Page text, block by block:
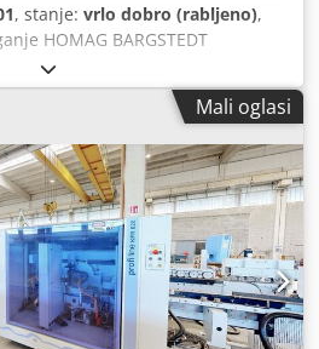
, stanje: vrlo dobro (rabljeno),
HOMAG BARGSTEDT
Sustav slaganja Jednostrano
palete. Crodem Dqmaspfx Akvsf
držača. vakuumski sustav (s
Ulazni stol s
stol na podu s podiznim
valjkasti sustav Sustav prednjih
stanica za utovar valjka za
ograda u potpunosti
oko 8 ciklusa / min Dostupno
moguća provjera. Sa CE
dokumentacijom.
Mali oglasi